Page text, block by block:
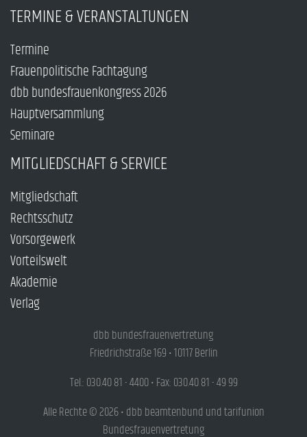
TERMINE & VERANSTALTUNGEN
Termine
Frauenpolitische Fachtagung
dbb bundesfrauenkongress 2026
Hauptversammlung
Seminare
MITGLIEDSCHAFT & SERVICE
Mitgliedschaft
Rechtsschutz
Vorsorgewerk
Vorteilswelt
Akademie
Verlag
dbb bundesfrauenvertretung
Friedrichstraße 169 • 10117 Berlin
Tel.: 030.40 81 - 4400 • Fax: 030.40 81 - 49 99
Alle Rechte © 2026 • dbb beamtenbund und tarifunion
Bundesfrauenvertretung